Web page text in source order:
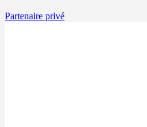
Partenaire privé